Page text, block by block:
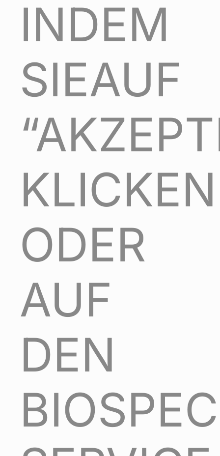
INDEM
SIEAUF
KLICKEN
ODER
AUF
DEN